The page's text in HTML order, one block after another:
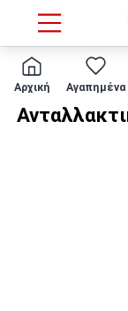
Αρχική Αγαπημένα
HOME